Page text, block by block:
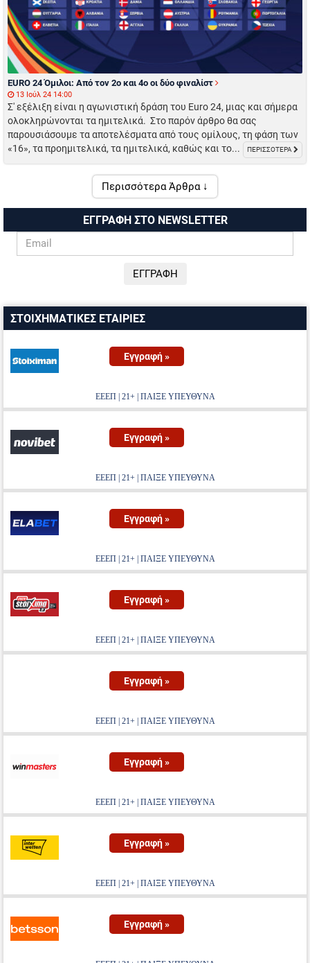
EURO 24 Όμιλοι: Από τον 2ο και 4ο οι δύο φιναλίστ
13 Ιούλ 24 14:00
Σ' εξέλιξη είναι η αγωνιστική δράση του Euro 24, μιας και σήμερα
ολοκληρώνονται τα ημιτελικά. Στο παρόν άρθρο θα σας
παρουσιάσουμε τα αποτελέσματα από τους ομίλους, τη φάση των
«16», τα προημιτελικά, τα ημιτελικά, καθώς και το...
ΠΕΡΙΣΣΟΤΕΡΑ
Περισσότερα Άρθρα ↓
ΕΓΓΡΑΦΗ ΣΤΟ NEWSLETTER
ΣΤΟΙΧΗΜΑΤΙΚΕΣ ΕΤΑΙΡΙΕΣ
Εγγραφή »
ΕΕΕΠ | 21+ | ΠΑΙΞΕ ΥΠΕΥΘΥΝΑ
Εγγραφή »
ΕΕΕΠ | 21+ | ΠΑΙΞΕ ΥΠΕΥΘΥΝΑ
Εγγραφή »
ΕΕΕΠ | 21+ | ΠΑΙΞΕ ΥΠΕΥΘΥΝΑ
Εγγραφή »
ΕΕΕΠ | 21+ | ΠΑΙΞΕ ΥΠΕΥΘΥΝΑ
Εγγραφή »
ΕΕΕΠ | 21+ | ΠΑΙΞΕ ΥΠΕΥΘΥΝΑ
Εγγραφή »
ΕΕΕΠ | 21+ | ΠΑΙΞΕ ΥΠΕΥΘΥΝΑ
Εγγραφή »
ΕΕΕΠ | 21+ | ΠΑΙΞΕ ΥΠΕΥΘΥΝΑ
Εγγραφή »